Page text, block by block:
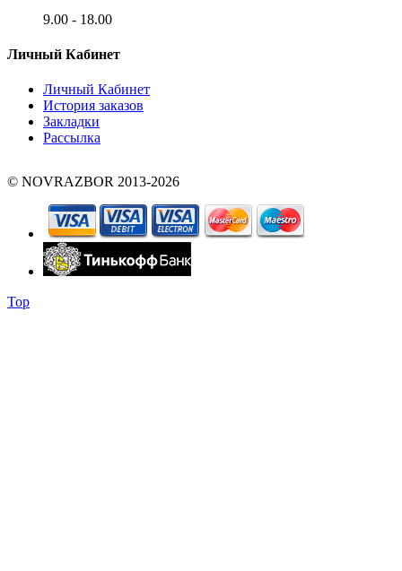
9.00 - 18.00
Личный Кабинет
Личный Кабинет
История заказов
Закладки
Рассылка
© NOVRAZBOR 2013-2026
Top